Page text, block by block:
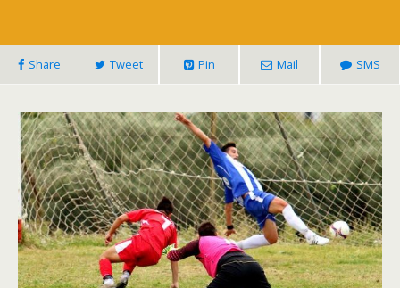
Share Tweet Pin Mail SMS